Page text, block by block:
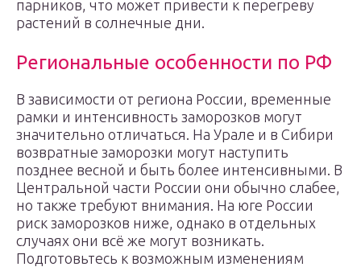
парников, что может привести к перегреву
растений в солнечные дни.
Региональные особенности по РФ
В зависимости от региона России, временные
рамки и интенсивность заморозков могут
значительно отличаться. На Урале и в Сибири
возвратные заморозки могут наступить
позднее весной и быть более интенсивными. В
Центральной части России они обычно слабее,
но также требуют внимания. На юге России
риск заморозков ниже, однако в отдельных
случаях они всё же могут возникать.
Подготовьтесь к возможным изменениям